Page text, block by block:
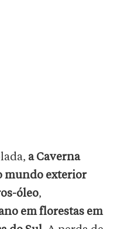
a Caverna
mundo exterior
óleo,
em florestas em